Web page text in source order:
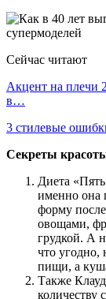
Сейчас читают
Акцент на плечи
в…
3 стилевые
Секреты
Диета
именно она
форму
овощами,
грудкой. А
что угодно,
пищи, а
Также
количеству